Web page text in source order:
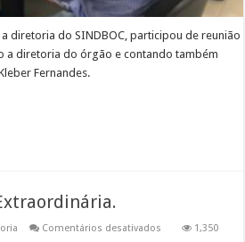
diretoria do SINDBOC, participou de reunião
a diretoria do órgão e contando também
Fernandes.
Comentários desativados 1,350